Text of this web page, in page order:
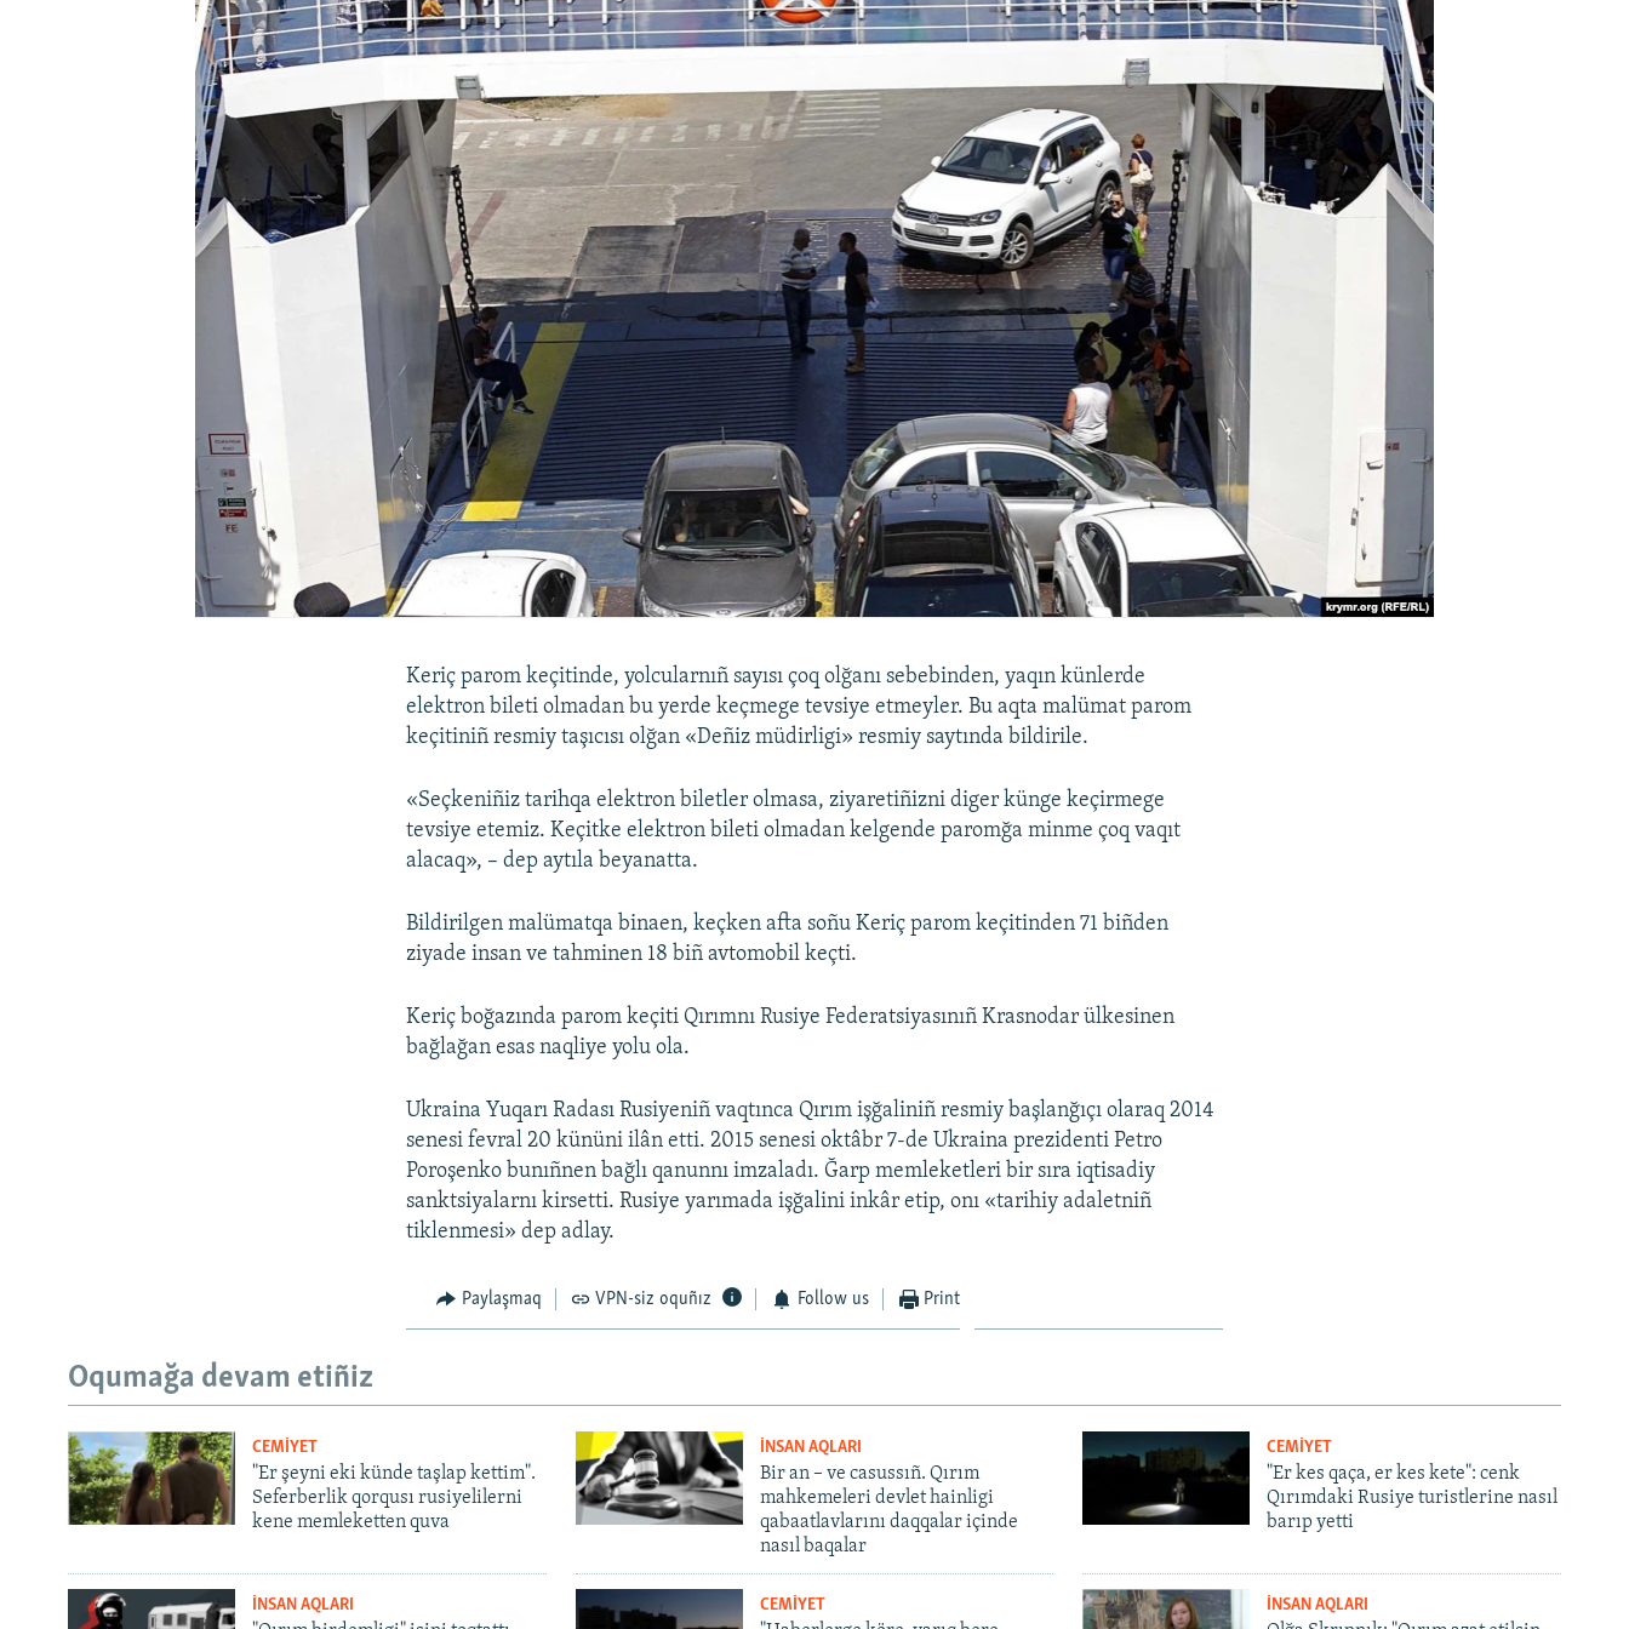
Keriç parom keçitinde, yolcularnıñ sayısı çoq olğanı sebebinden, yaqın künlerde
elektron bileti olmadan bu yerde keçmege tevsiye etmeyler. Bu aqta malümat parom
keçitiniñ resmiy taşıcısı olğan «Deñiz müdirligi» resmiy saytında bildirile.
«Seçkeniñiz tarihqa elektron biletler olmasa, ziyaretiñizni diger künge keçirmege
tevsiye etemiz. Keçitke elektron bileti olmadan kelgende paromğa minme çoq vaqıt
alacaq», – dep aytıla beyanatta.
Bildirilgen malümatqa binaen, keçken afta soñu Keriç parom keçitinden 71 biñden
ziyade insan ve tahminen 18 biñ avtomobil keçti.
Keriç boğazında parom keçiti Qırımnı Rusiye Federatsiyasınıñ Krasnodar ülkesinen
bağlağan esas naqliye yolu ola.
Ukraina Yuqarı Radası Rusiyeniñ vaqtınca Qırım işğaliniñ resmiy başlanğıçı olaraq 2014
senesi fevral 20 kününi ilân etti. 2015 senesi oktâbr 7-de Ukraina prezidenti Petro
Poroşenko bunıñnen bağlı qanunnı imzaladı. Ğarp memleketleri bir sıra iqtisadiy
sanktsiyalarnı kirsetti. Rusiye yarımada işğalini inkâr etip, onı «tarihiy adaletniñ
tiklenmesi» dep adlay.
Paylaşmaq VPN-siz oquñız Follow us Print
Oqumağa devam etiñiz
CEMİYET
"Er şeyni eki künde taşlap kettim".
Seferberlik qorqusı rusiyelilerni
kene memleketten quva
İNSAN AQLARI
Bir an – ve casussıñ. Qırım
mahkemeleri devlet hainligi
qabaatlavlarını daqqalar içinde
nasıl baqalar
CEMİYET
"Er kes qaça, er kes kete": cenk
Qırımdaki Rusiye turistlerine nasıl
barıp yetti
İNSAN AQLARI CEMİYET İNSAN AQLARI